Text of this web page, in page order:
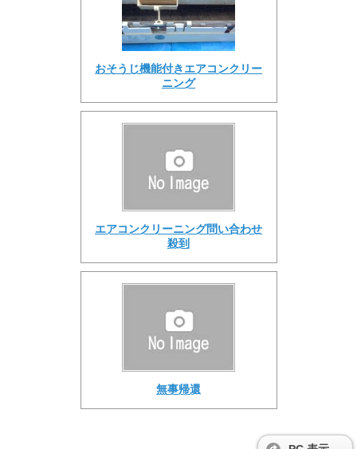
おそうじ機能付きエアコンクリー
ニング
エアコンクリーニング問い合わせ
殺到
無事帰還